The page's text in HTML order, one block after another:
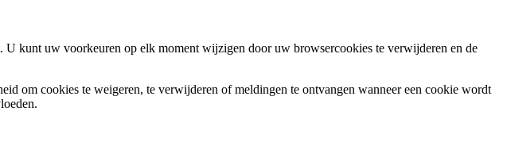
kunt uw voorkeuren op elk moment wijzigen door uw browsercookies te verwijderen en de
om cookies te weigeren, te verwijderen of meldingen te ontvangen wanneer een cookie wordt